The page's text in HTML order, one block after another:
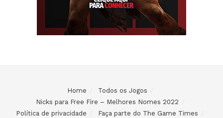
Home
Todos os Jogos
Nicks para Free Fire – Melhores Nomes 2022
Política de privacidade
Faça parte do The Game Times